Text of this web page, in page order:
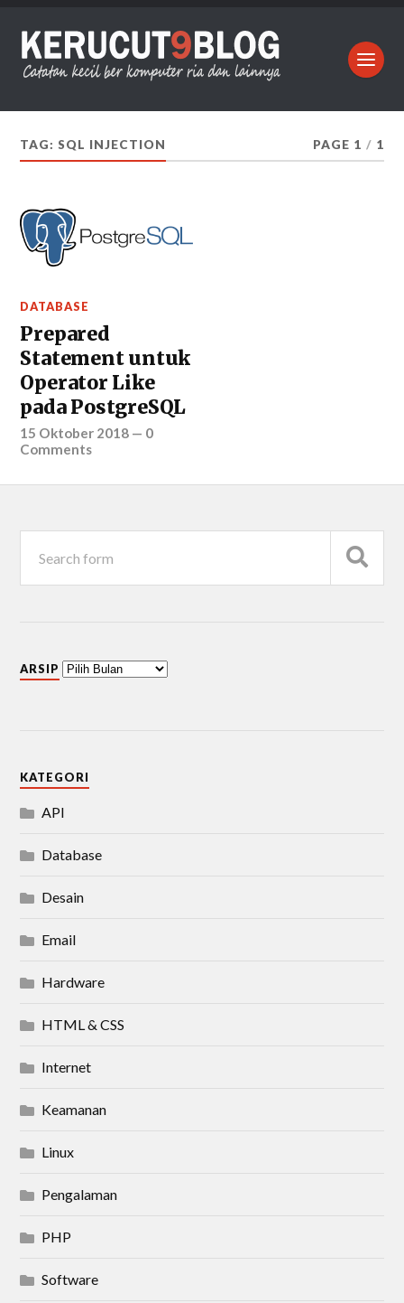
TAG: SQL INJECTION PAGE 1 / 1
DATABASE
Prepared
Statement untuk
Operator Like
pada PostgreSQL
15 Oktober 2018 — 0
Comments
ARSIP
KATEGORI
API
Database
Desain
Email
Hardware
HTML & CSS
Internet
Keamanan
Linux
Pengalaman
PHP
Software